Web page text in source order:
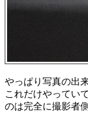
やっぱり写真の出
これだけやってい
のは完全に撮影者